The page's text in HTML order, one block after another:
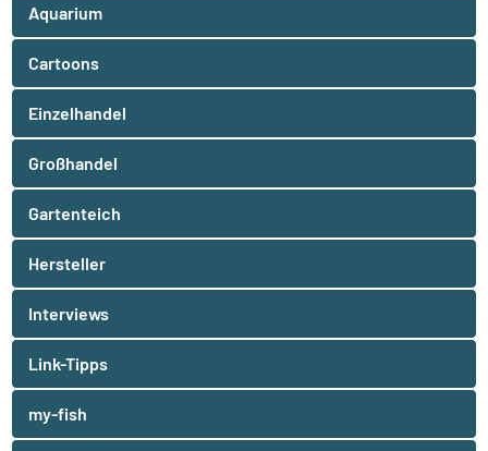
Aquarium
Cartoons
Einzelhandel
Großhandel
Gartenteich
Hersteller
Interviews
Link-Tipps
my-fish